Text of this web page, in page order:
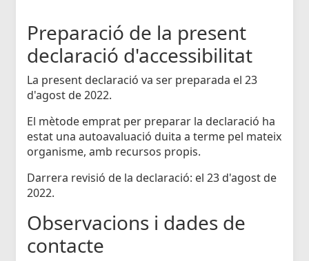
Preparació de la present
declaració d'accessibilitat
La present declaració va ser preparada el 23
d'agost de 2022.
El mètode emprat per preparar la declaració ha
estat una autoavaluació duita a terme pel mateix
organisme, amb recursos propis.
Darrera revisió de la declaració: el 23 d'agost de
2022.
Observacions i dades de
contacte